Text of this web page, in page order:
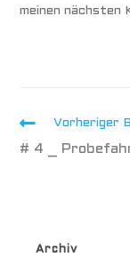
meinen nächsten
Vorheriger
# 4 _
Archiv